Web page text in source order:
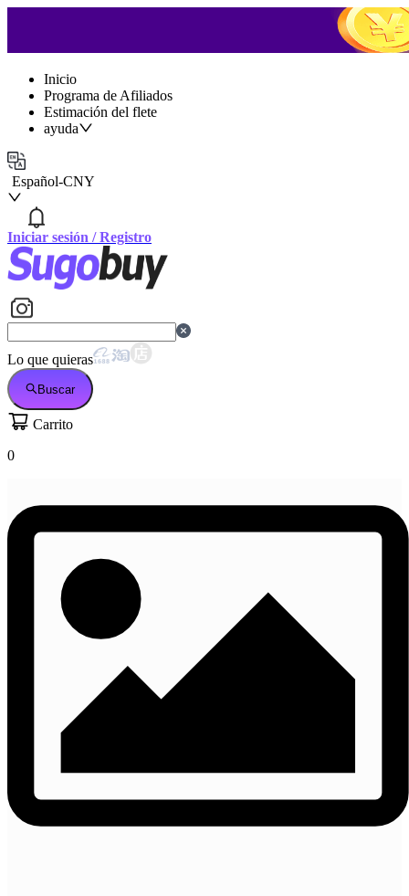
Inicio
Programa de Afiliados
Estimación del flete
ayuda
Español-CNY
Iniciar sesión /Registro
Lo que quieras
Buscar
Carrito
0